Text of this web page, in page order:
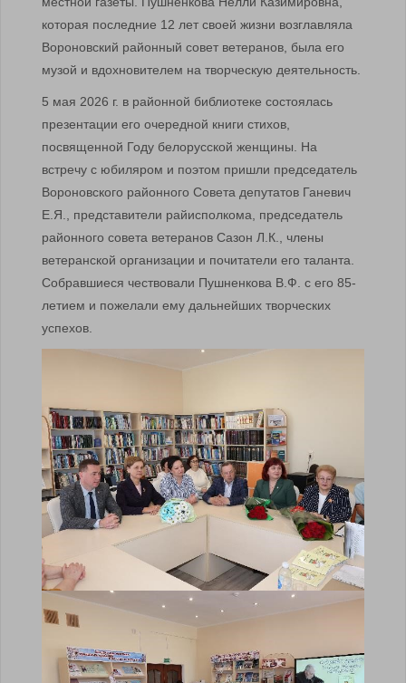
которая последние 12 лет своей жизни возглавляла
Вороновский районный совет ветеранов, была его
музой и вдохновителем на творческую деятельность.
5 мая 2026 г. в районной библиотеке состоялась
презентации его очередной книги стихов,
посвященной Году белорусской женщины. На
встречу с юбиляром и поэтом пришли председатель
Вороновского районного Совета депутатов Ганевич
Е.Я., представители райисполкома, председатель
районного совета ветеранов Сазон Л.К., члены
ветеранской организации и почитатели его таланта.
Собравшиеся чествовали Пушненкова В.Ф. с его 85-
летием и пожелали ему дальнейших творческих
успехов.